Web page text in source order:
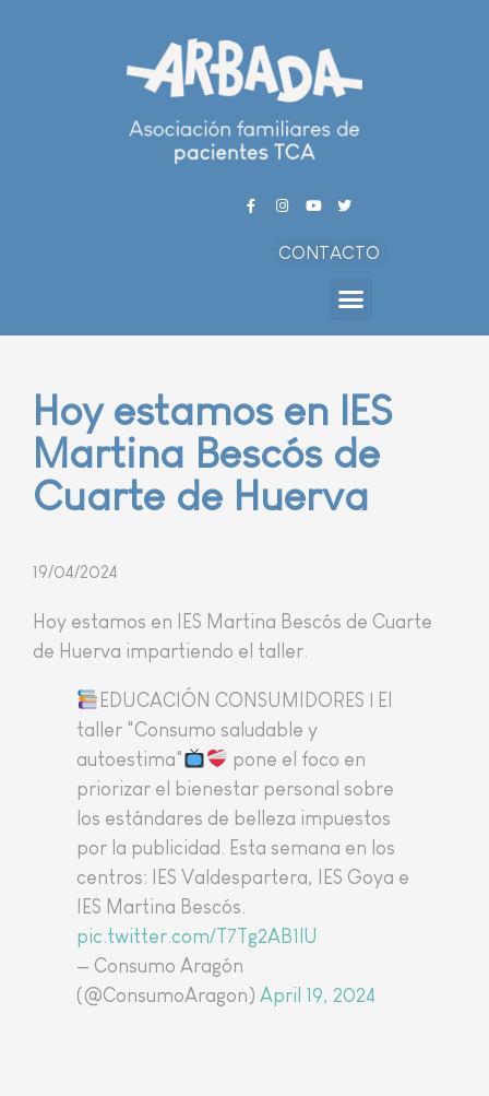
CONTACTO
Hoy estamos en IES
Martina Bescós de
Cuarte de Huerva
19/04/2024
Hoy estamos en IES Martina Bescós de Cuarte
de Huerva impartiendo el taller.
EDUCACIÓN CONSUMIDORES | El
taller "Consumo saludable y
autoestima"
pone el foco en
priorizar el bienestar personal sobre
los estándares de belleza impuestos
por la publicidad. Esta semana en los
centros: IES Valdespartera, IES Goya e
IES Martina Bescós.
pic.twitter.com/T7Tg2AB1lU
— Consumo Aragón
(@ConsumoAragon) April 19, 2024